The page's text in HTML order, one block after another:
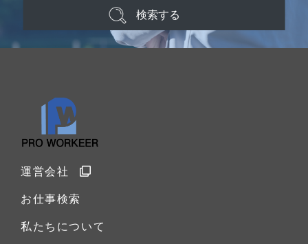
検索する
運営会社
お仕事検索
私たちについて